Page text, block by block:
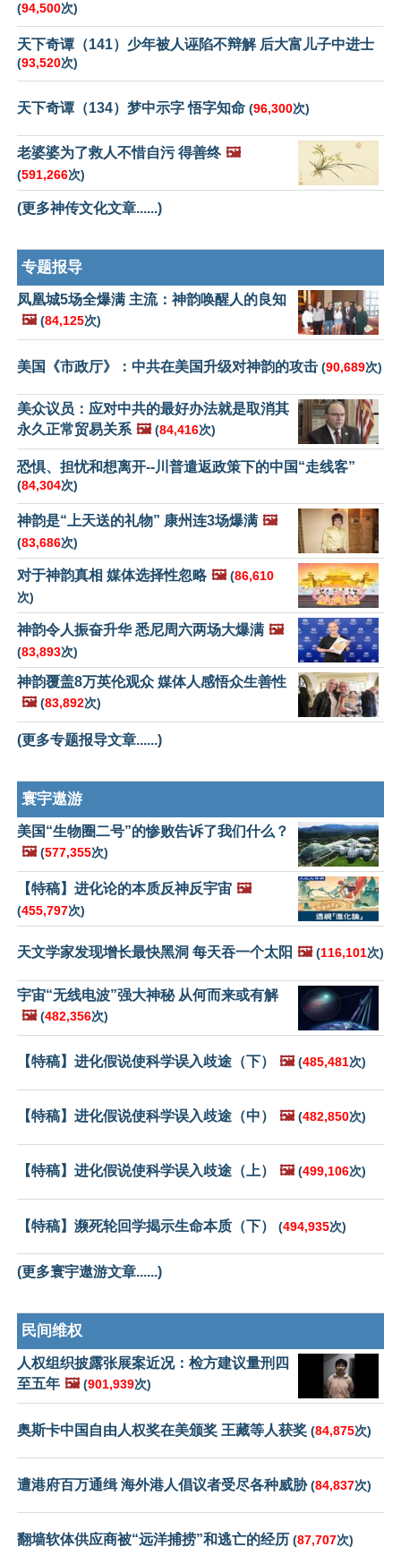
(94,500次)
天下奇谭（141）少年被人诬陷不辩解 后大富儿子中进士
(93,520次)
天下奇谭（134）梦中示字 悟字知命 (96,300次)
老婆婆为了救人不惜自污 得善终 🖼️
(591,266次)
(更多神传文化文章......)
专题报导
凤凰城5场全爆满 主流：神韵唤醒人的良知
🖼️ (84,125次)
美国《市政厅》：中共在美国升级对神韵的攻击 (90,689次)
美众议员：应对中共的最好办法就是取消其
永久正常贸易关系 🖼️ (84,416次)
恐惧、担忧和想离开--川普遣返政策下的中国“走线客”
(84,304次)
神韵是“上天送的礼物” 康州连3场爆满 🖼️
(83,686次)
对于神韵真相 媒体选择性忽略 🖼️ (86,610
次)
神韵令人振奋升华 悉尼周六两场大爆满 🖼️
(83,893次)
神韵覆盖8万英伦观众 媒体人感悟众生善性
🖼️ (83,892次)
(更多专题报导文章......)
寰宇遨游
美国“生物圈二号”的惨败告诉了我们什么？
🖼️ (577,355次)
【特稿】进化论的本质反神反宇宙 🖼️
(455,797次)
天文学家发现增长最快黑洞 每天吞一个太阳 🖼️ (116,101次)
宇宙“无线电波”强大神秘 从何而来或有解
🖼️ (482,356次)
【特稿】进化假说使科学误入歧途（下） 🖼️ (485,481次)
【特稿】进化假说使科学误入歧途（中） 🖼️ (482,850次)
【特稿】进化假说使科学误入歧途（上） 🖼️ (499,106次)
【特稿】濒死轮回学揭示生命本质（下） (494,935次)
(更多寰宇遨游文章......)
民间维权
人权组织披露张展案近况：检方建议量刑四
至五年 🖼️ (901,939次)
奥斯卡中国自由人权奖在美颁奖 王藏等人获奖 (84,875次)
遭港府百万通缉 海外港人倡议者受尽各种威胁(84,837次)
翻墙软体供应商被“远洋捕捞”和逃亡的经历 (87,707次)